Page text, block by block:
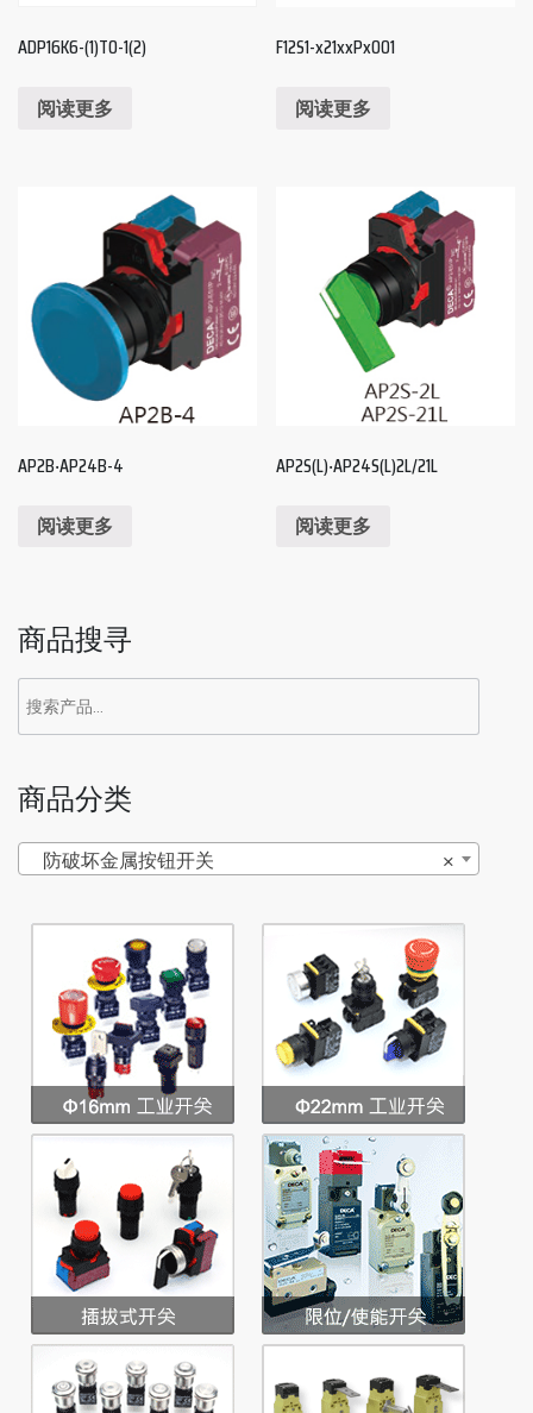
ADP16K6-(1)T0-1(2)
阅读更多
F12S1-x21xxPx001
阅读更多
AP2B‧AP24B-4
阅读更多
AP2S(L)‧AP24S(L)2L/21L
阅读更多
商品搜寻
商品分类
×
防破坏金属按钮开关